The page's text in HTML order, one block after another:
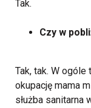
Tak.
Czy w
Tak, tak. W ogóle
okupację mama
służba sanitarna